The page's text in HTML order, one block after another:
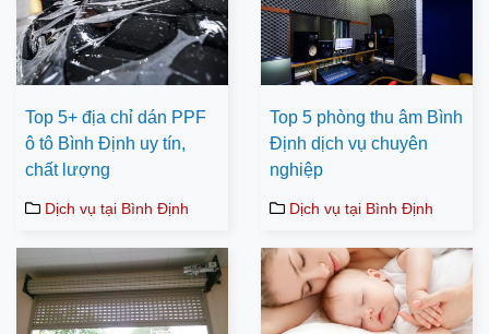
Top 5+ địa chỉ dán PPF
ô tô Bình Định uy tín,
chất lượng
Dịch vụ tại Bình Định
Top 5 phòng thu âm Bình
Định dịch vụ chuyên
nghiệp
Dịch vụ tại Bình Định